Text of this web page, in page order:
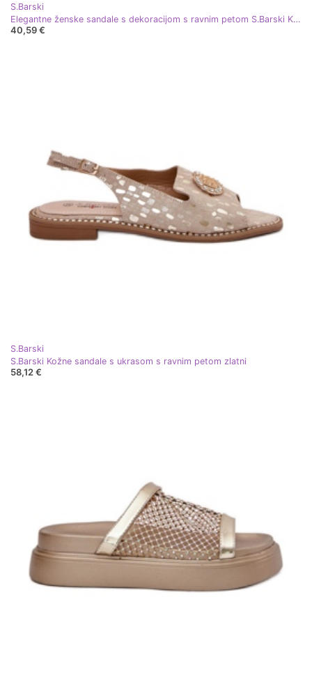
S.Barski
Elegantne ženske sandale s dekoracijom s ravnim petom S.Barski KV51-003 ružičasto zlato zlatni
40,59 €
S.Barski
S.Barski Kožne sandale s ukrasom s ravnim petom zlatni
58,12 €